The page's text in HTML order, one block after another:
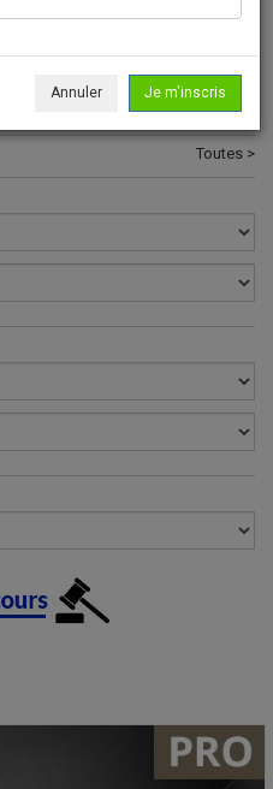
F599 >
Toutes >
Annuler Je m'inscris